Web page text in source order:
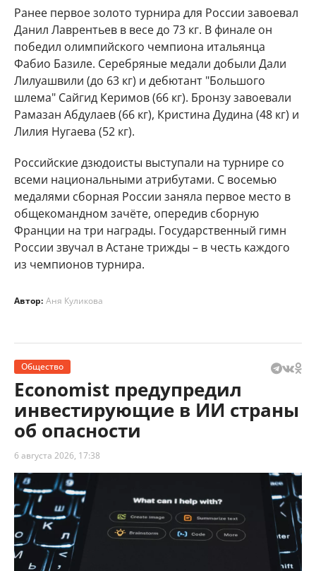
Ранее первое золото турнира для России завоевал
Данил Лаврентьев в весе до 73 кг. В финале он
победил олимпийского чемпиона итальянца
Фабио Базиле. Серебряные медали добыли Дали
Лилуашвили (до 63 кг) и дебютант "Большого
шлема" Сайгид Керимов (66 кг). Бронзу завоевали
Рамазан Абдулаев (66 кг), Кристина Дудина (48 кг) и
Лилия Нугаева (52 кг).
Российские дзюдоисты выступали на турнире со
всеми национальными атрибутами. С восемью
медалями сборная России заняла первое место в
общекомандном зачёте, опередив сборную
Франции на три награды. Государственный гимн
России звучал в Астане трижды – в честь каждого
из чемпионов турнира.
Автор: Аня Куликова
Общество
Economist предупредил
инвестирующие в ИИ страны
об опасности
6 августа 2026, 17:38